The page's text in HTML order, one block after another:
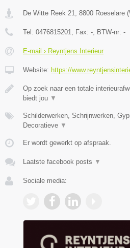
De Witte Reek 21 8800 Roeselare (
Tel: 0476815201 , Fax: - , BTW-nr: -
E-mail › Reyntjens Interieur
Website: https://
Op zoek naar een totale
biedt jou ▼
Schilderwerken, Schrijnwerken,
Decoratieve ▼
Er wordt gewerkt op afspraak.
Laatste facebook posts ▼
Sociale media: